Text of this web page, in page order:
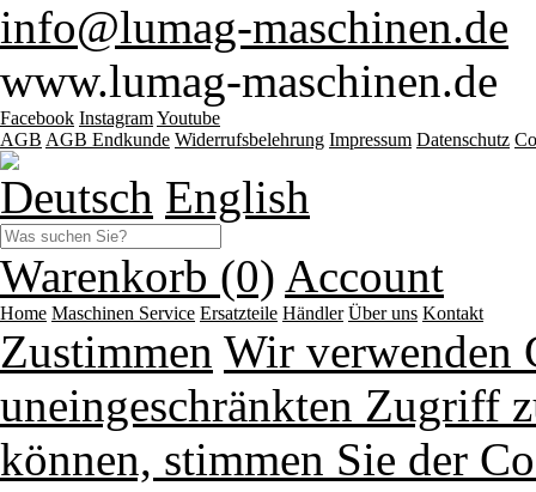
info@lumag-maschinen.de
www.lumag-maschinen.de
Facebook InstagramYoutube
AGB AGB Endkunde Widerrufsbelehrung Impressum Datenschutz
Deutsch English
Warenkorb (0) Account
Home Maschinen Service Ersatzteile Händler Über uns Kontakt
Zustimmen Wir verwenden
uneingeschränkten Zugriff
können, stimmen Sie der